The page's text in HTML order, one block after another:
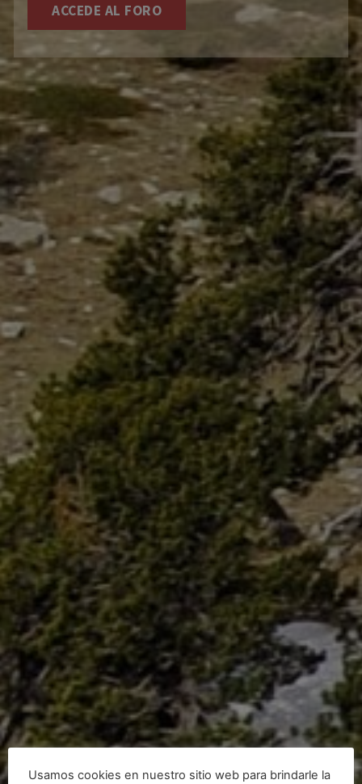
ACCEDE AL FORO
Usamos cookies en nuestro sitio web para brindarle la